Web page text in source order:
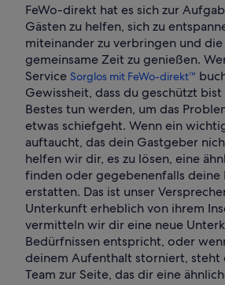
FeWo-direkt hat es sich zur
Gästen zu helfen, sich zu
miteinander zu verbringen und
gemeinsame Zeit zu genießen.
Service Sorglos mit FeWo-direkt™
Gewissheit, dass du geschützt
Bestes tun werden, um das
etwas schiefgeht. Wenn ein
auftaucht, das dein Gastgeber
helfen wir dir, es zu lösen, eine
finden oder gegebenenfalls deine
erstatten. Das ist unser
Unterkunft erheblich von ihrem
vermitteln wir dir eine neue
Bedürfnissen entspricht, oder
deinem Aufenthalt storniert, steht
Team zur Seite, das dir eine